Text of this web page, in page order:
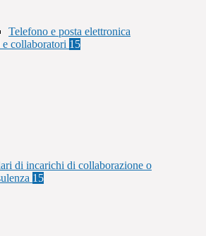
Telefono e posta elettronica
collaboratori 15
di incarichi di collaborazione o
15